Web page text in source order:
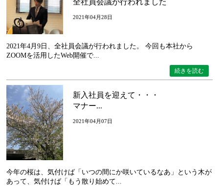
2021年04月28日
2021年4月9日、全社員会議が行われました。 今回も本社から
ZOOMを活用したWeb開催で...
続きを読む
新入社員を迎えて・・・
マナー...
2021年04月07日
今年の桜は、気付けば「いつの間にか咲いているなあ」という木が
あって、気付けば「もう散り始めて...